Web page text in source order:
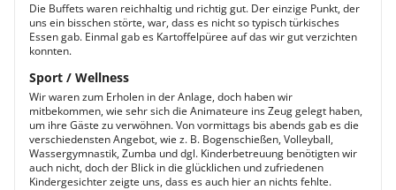
Die Buffets waren reichhaltig und richtig gut. Der einzige Punkt, der
uns ein bisschen störte, war, dass es nicht so typisch türkisches
Essen gab. Einmal gab es Kartoffelpüree auf das wir gut verzichten
konnten.
Sport / Wellness
Wir waren zum Erholen in der Anlage, doch haben wir
mitbekommen, wie sehr sich die Animateure ins Zeug gelegt haben,
um ihre Gäste zu verwöhnen. Von vormittags bis abends gab es die
verschiedensten Angebot, wie z. B. Bogenschießen, Volleyball,
Wassergymnastik, Zumba und dgl. Kinderbetreuung benötigten wir
auch nicht, doch der Blick in die glücklichen und zufriedenen
Kindergesichter zeigte uns, dass es auch hier an nichts fehlte.